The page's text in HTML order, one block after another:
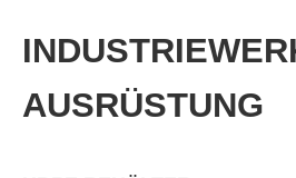
content
AUSRÜSTUNG